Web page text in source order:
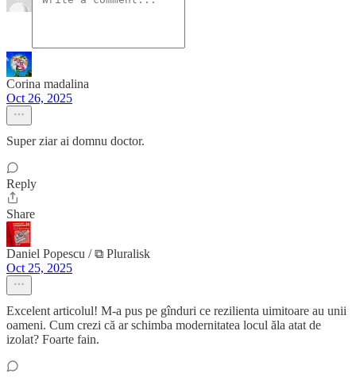
Corina madalina
Oct 26, 2025
Super ziar ai domnu doctor.
Reply
Share
Daniel Popescu / ⧉ Pluralisk
Oct 25, 2025
Excelent articolul! M-a pus pe gînduri ce rezilienta uimitoare au unii
oameni. Cum crezi că ar schimba modernitatea locul ăla atat de
izolat? Foarte fain.